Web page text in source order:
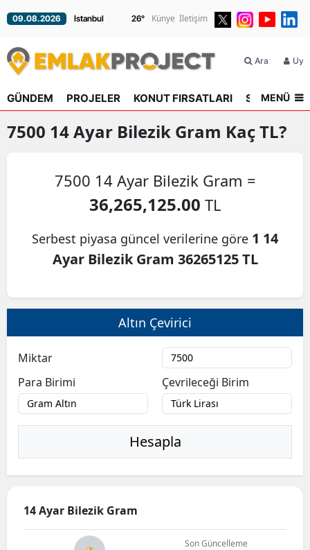
09.08.2026 26° Künye İletişim
Ara
GÜNDEM PROJELER KONUT FIRSATLARI SEKTÖR
MENÜ
7500 14 Ayar Bilezik Gram Kaç TL?
7500 14 Ayar Bilezik Gram =
36,265,125.00 TL
Serbest piyasa güncel verilerine göre 1 14
Ayar Bilezik Gram 36265125 TL
Altın Çevirici
Miktar
Para Birimi
Çevrileceği Birim
Hesapla
14 Ayar Bilezik Gram
Son Güncelleme